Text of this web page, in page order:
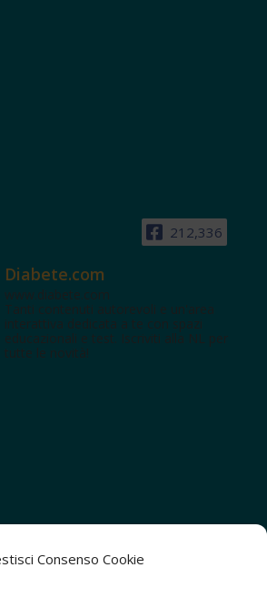
Consenso Cookie
212,336
Diabete.com
www.diabete.com
Tanti contenuti autorevoli e un'area
interattiva dedicata a te con spazi
educazionali e test. Iscriviti alla NL per
tutte le novità!